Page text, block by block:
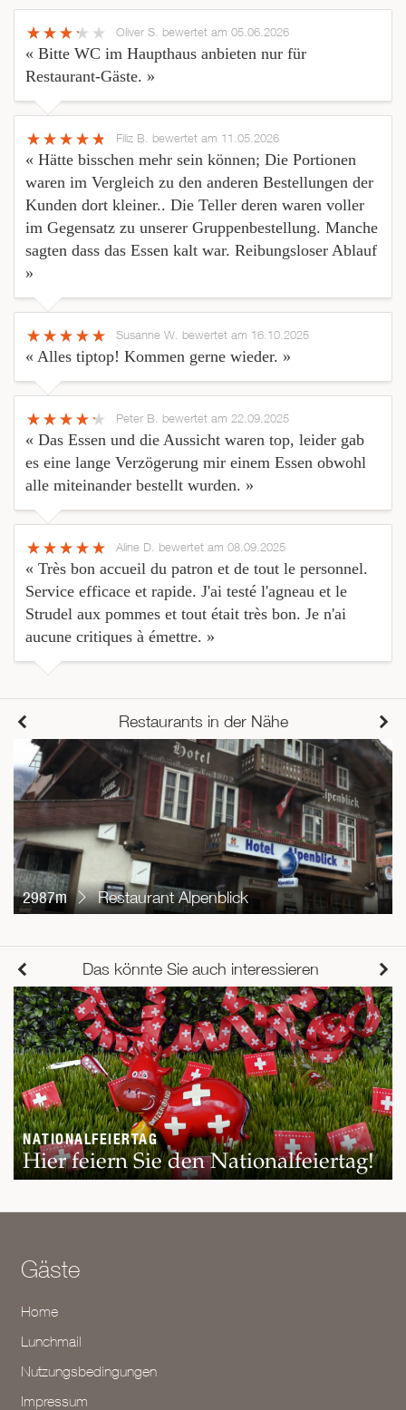
Oliver S. bewertet am 05.06.2026
« Bitte WC im Haupthaus anbieten nur für
Restaurant-Gäste. »
Filiz B. bewertet am 11.05.2026
« Hätte bisschen mehr sein können; Die Portionen
waren im Vergleich zu den anderen Bestellungen der
Kunden dort kleiner.. Die Teller deren waren voller
im Gegensatz zu unserer Gruppenbestellung. Manche
sagten dass das Essen kalt war. Reibungsloser Ablauf
»
Susanne W. bewertet am 16.10.2025
« Alles tiptop! Kommen gerne wieder. »
Peter B. bewertet am 22.09.2025
« Das Essen und die Aussicht waren top, leider gab
es eine lange Verzögerung mir einem Essen obwohl
alle miteinander bestellt wurden. »
Aline D. bewertet am 08.09.2025
« Très bon accueil du patron et de tout le personnel.
Service efficace et rapide. J'ai testé l'agneau et le
Strudel aux pommes et tout était très bon. Je n'ai
aucune critiques à émettre. »
Restaurants in der Nähe
2987m Restaurant Alpenblick
Das könnte Sie auch interessieren
NATIONALFEIERTAG
Hier feiern Sie den Nationalfeiertag!
Gäste
Home
Lunchmail
Nutzungsbedingungen
Impressum